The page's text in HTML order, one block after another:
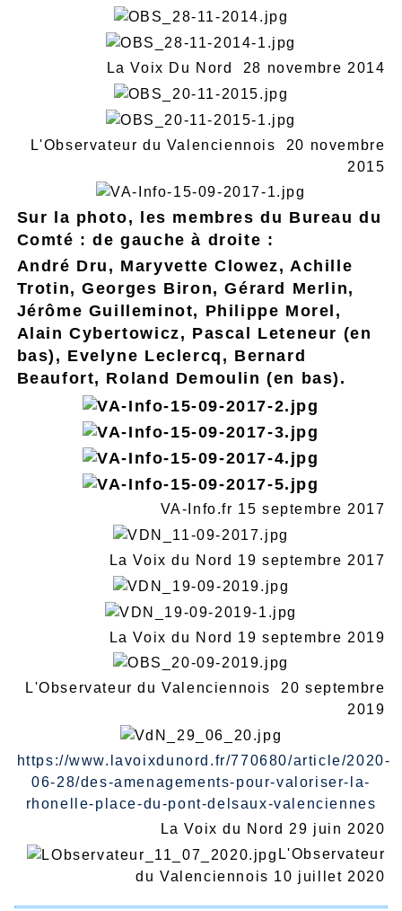
La Voix Du Nord 28 novembre 2014
L'Observateur du Valenciennois 20 novembre
2015
Sur la photo, les membres du Bureau du
Comté : de gauche à droite :
André Dru, Maryvette Clowez, Achille
Trotin, Georges Biron, Gérard Merlin,
Jérôme Guilleminot, Philippe Morel,
Alain Cybertowicz, Pascal Leteneur (en
bas), Evelyne Leclercq, Bernard
Beaufort, Roland Demoulin (en bas).
VA-Info.fr 15 septembre 2017
La Voix du Nord 19 septembre 2017
La Voix du Nord 19 septembre 2019
L'Observateur du Valenciennois 20 septembre
2019
https://www.lavoixdunord.fr/770680/article/2020-
06-28/des-amenagements-pour-valoriser-la-
rhonelle-place-du-pont-delsaux-valenciennes
La Voix du Nord 29 juin 2020
L'Observateur
du Valenciennois 10 juillet 2020